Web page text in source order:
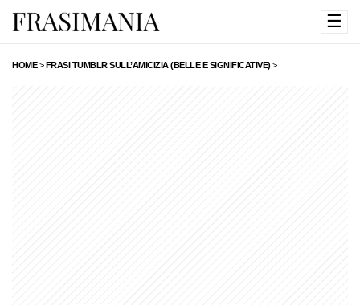
☰
HOME>FRASI TUMBLR SULL’AMICIZIA (BELLE E SIGNIFICATIVE) >